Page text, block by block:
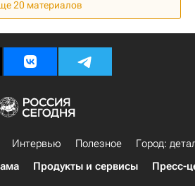
20 материалов
Интервью Полезное
Город:
Продукты и сервисы Пресс-